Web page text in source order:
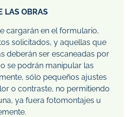
LAS OBRAS
cargarán en el formulario,
solicitados, y aquellas que
deberán ser escaneadas por
se podrán manipular las
sólo pequeños ajustes
o contraste, no permitiendo
ya fuera fotomontajes u